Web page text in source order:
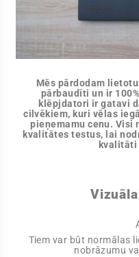
Mēs pārdodam
pārbaudīti un ir
klēpjdatori ir gatavi
cilvēkiem, kuri vēlas
pieņemamu cenu. Visi
kvalitātes testus, lai
kvalitāti
Tiem var būt normālas
nobrāzumu